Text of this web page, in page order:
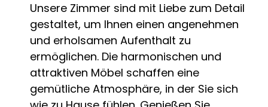
Unsere Zimmer sind mit Liebe zum Detail
gestaltet, um Ihnen einen angenehmen
und erholsamen Aufenthalt zu
ermöglichen. Die harmonischen und
attraktiven Möbel schaffen eine
gemütliche Atmosphäre, in der Sie sich